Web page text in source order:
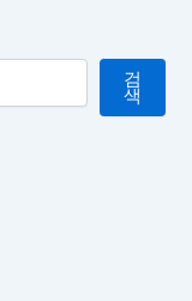
검
색